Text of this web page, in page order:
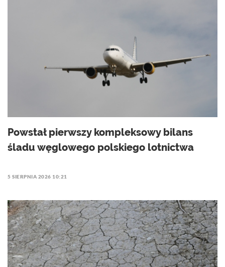
Powstał pierwszy kompleksowy bilans
śladu węglowego polskiego lotnictwa
5 SIERPNIA 2026 10:21